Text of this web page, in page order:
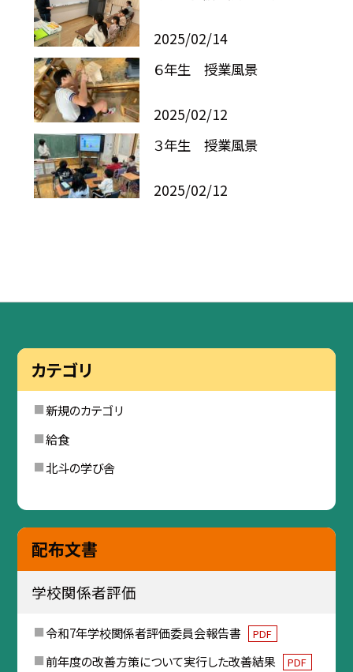
2025/02/14
６年生 授業風景
2025/02/12
３年生 授業風景
2025/02/12
カテゴリ
新規のカテゴリ
給食
北斗の学び舎
配布文書
学校関係者評価
令和7年学校関係者評価委員会報告書 PDF
前年度の改善方策について実行した改善結果 PDF